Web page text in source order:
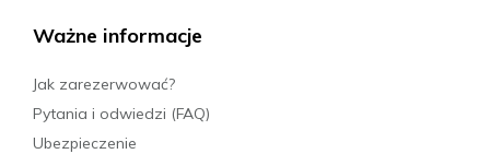
Ważne informacje
Jak zarezerwować?
Pytania i odwiedzi (FAQ)
Ubezpieczenie